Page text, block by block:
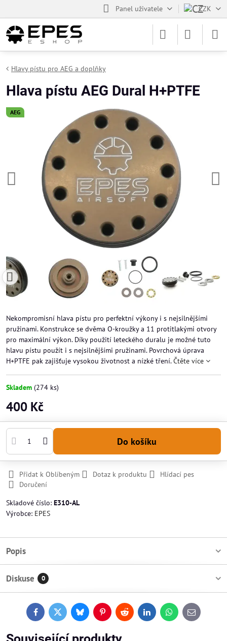
Panel uživatele CZK
AEG
Hlavy pístu pro AEG a doplňky
Hlava pístu AEG Dural H+PTFE
Nekompromisní hlava pístu pro perfektní výkony i s nejsilnějšími
pružinami. Konstrukce se dvěma O-kroužky a 11 protitlakými otvory
pro maximální výkon. Díky použití leteckého duralu je možné tuto
hlavu pístu použít i s nejsilnějšími pružinami. Povrchová úprava
H+PTFE pak zajišťuje vysokou životnost a nízké tření.Čtěte více
Skladem (274 ks)
400 Kč
Do košíku
Přidat k Oblíbeným Dotaz k produktu
Hlídací pes
Doručení
Skladové číslo: E310-AL
Výrobce: EPES
Popis
Diskuse 0
FacebookTwitterBlueskyPinterestReddit LinkedInWhatsApp
E-
mail